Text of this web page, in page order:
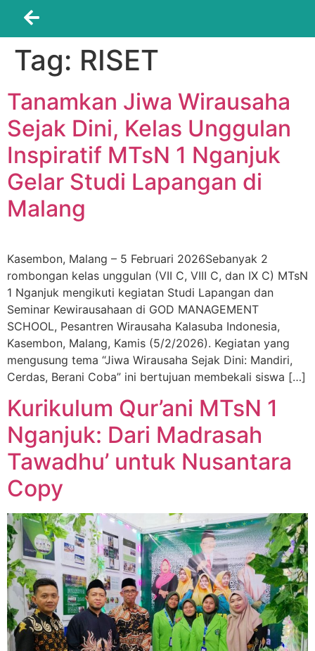
Tag: RISET
Tanamkan Jiwa Wirausaha
Sejak Dini, Kelas Unggulan
Inspiratif MTsN 1 Nganjuk
Gelar Studi Lapangan di
Malang
Kasembon, Malang – 5 Februari 2026Sebanyak 2
rombongan kelas unggulan (VII C, VIII C, dan IX C) MTsN
1 Nganjuk mengikuti kegiatan Studi Lapangan dan
Seminar Kewirausahaan di GOD MANAGEMENT
SCHOOL, Pesantren Wirausaha Kalasuba Indonesia,
Kasembon, Malang, Kamis (5/2/2026). Kegiatan yang
mengusung tema “Jiwa Wirausaha Sejak Dini: Mandiri,
Cerdas, Berani Coba” ini bertujuan membekali siswa […]
Kurikulum Qur’ani MTsN 1
Nganjuk: Dari Madrasah
Tawadhu’ untuk Nusantara
Copy